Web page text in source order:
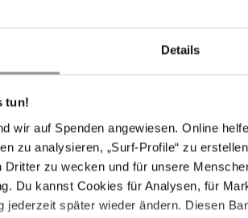
Details
tun!
wir auf Spenden angewiesen. Online
zu analysieren, „Surf-Profile“ zu
Dritter zu wecken und für unsere
Du kannst Cookies für Analysen, für
jederzeit später wieder ändern. Diesen
Page
5 Page
6 Page
7 Page
8 Page
9 …
Nächste
Seite
Weiter
für die Menschenrechte
langfristig an unserer Seite stehst.